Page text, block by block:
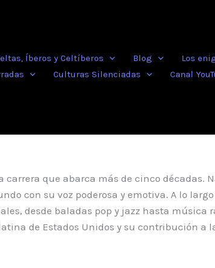
Íberos y Celtíberos Blog
Los
Culturas Silenciadas Canal
que abarca más de cinco décadas.
con su voz poderosa y emotiva. A lo
desde baladas pop y jazz hasta música
de Estados Unidos y su contribución a